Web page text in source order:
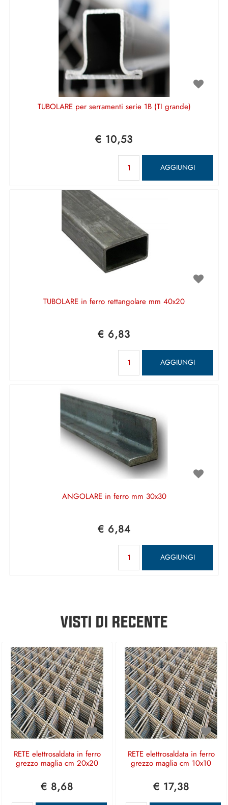
TUBOLARE per serramenti serie 1B (TI grande)
€ 10,53
AGGIUNGI
TUBOLARE in ferro rettangolare mm 40x20
€ 6,83
AGGIUNGI
ANGOLARE in ferro mm 30x30
€ 6,84
AGGIUNGI
VISTI DI RECENTE
RETE elettrosaldata in ferro
grezzo maglia cm 20x20
€ 8,68
RETE elettrosaldata in ferro
grezzo maglia cm 10x10
€ 17,38